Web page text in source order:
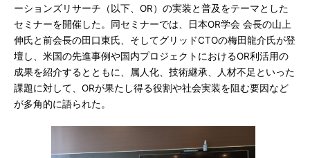
ーションズリサーチ（以下、OR）の実装と普及をテーマとした
セミナーを開催した。同セミナーでは、日本OR学会 会長の山上
伸氏と前会長の田口東氏、そしてグリッドCTOの梅田龍介氏が登
壇し、米国の先進事例や国内プロジェクトにおけるOR利活用の
成果を紹介するとともに、属人化、技術継承、人材不足といった
課題に対して、ORが果たし得る役割や社会実装を阻む要因など
が多角的に語られた。